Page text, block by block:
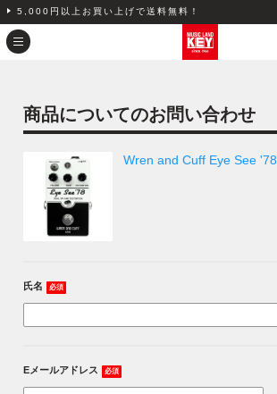
5,000円以上お買い上げで送料無料！
商品についてのお問い合わせ
Wren and Cuff Eye See '78
氏名 必須
Eメールアドレス 必須